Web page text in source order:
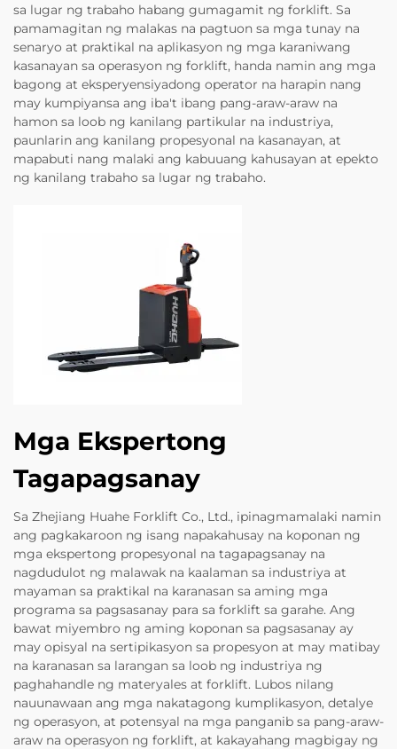
sa lugar ng trabaho habang gumagamit ng forklift. Sa
pamamagitan ng malakas na pagtuon sa mga tunay na
senaryo at praktikal na aplikasyon ng mga karaniwang
kasanayan sa operasyon ng forklift, handa namin ang mga
bagong at eksperyensiyadong operator na harapin nang
may kumpiyansa ang iba't ibang pang-araw-araw na
hamon sa loob ng kanilang partikular na industriya,
paunlarin ang kanilang propesyonal na kasanayan, at
mapabuti nang malaki ang kabuuang kahusayan at epekto
ng kanilang trabaho sa lugar ng trabaho.
Mga Ekspertong
Tagapagsanay
Sa Zhejiang Huahe Forklift Co., Ltd., ipinagmamalaki namin
ang pagkakaroon ng isang napakahusay na koponan ng
mga ekspertong propesyonal na tagapagsanay na
nagdudulot ng malawak na kaalaman sa industriya at
mayaman sa praktikal na karanasan sa aming mga
programa sa pagsasanay para sa forklift sa garahe. Ang
bawat miyembro ng aming koponan sa pagsasanay ay
may opisyal na sertipikasyon sa propesyon at may matibay
na karanasan sa larangan sa loob ng industriya ng
paghahandle ng materyales at forklift. Lubos nilang
nauunawaan ang mga nakatagong kumplikasyon, detalye
ng operasyon, at potensyal na mga panganib sa pang-araw-
araw na operasyon ng forklift, at kakayahang magbigay ng